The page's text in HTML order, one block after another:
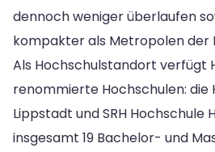
dennoch weniger überlaufen
kompakter als Metropolen der
Als Hochschulstandort verfügt
renommierte Hochschulen: die
Lippstadt und SRH Hochschule
insgesamt 19 Bachelor- und